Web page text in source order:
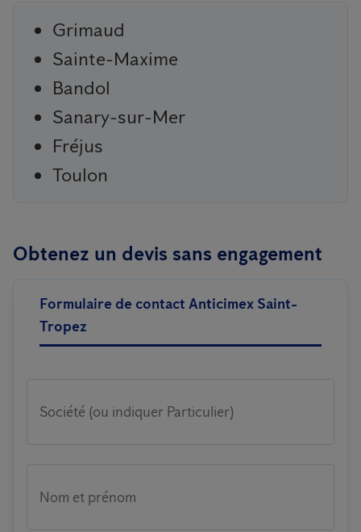
Grimaud
Sainte-Maxime
Bandol
Sanary-sur-Mer
Fréjus
Toulon
Obtenez un devis sans engagement
Formulaire de contact Anticimex Saint-
Tropez
Société (ou indiquer Particulier)
Nom et prénom